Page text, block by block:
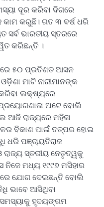
ଦୂର କରିବା ଦିଗରେ
କାମ କରୁଛି। ଗତ ୩ ବର୍ଷ ଧରି
ସର୍ବ ଭାରତୀୟ ସ୍ତରରେ
କରିଛନ୍ତି ।
୫୦ ପ୍ରତିଶତ ଆସନ
ମାଟି ନାରୀମାନଙ୍କ
ଲକ୍ଷ୍ୟରେ
ଅଟେ ବୋଲି
ଆଜି ରାଜ୍ୟରେ ମହିଳା
ବିକାଶ ପାଇଁ ତତ୍‌ପର ହୋଇ
ଧରି ପଞ୍ଚାୟତିରାଜ
ରାଜ୍ୟ ସ୍ତରୀୟ ନେତୃତ୍ୱକୁ
ନିଜେ ମଧ୍ୟ ୧୯୯୭ ମସିହାର
ଯୋଗ ଦେଇଛନ୍ତି ବୋଲି
ଭାବେ ଆସିଥିବା
ହୃଦୟଙ୍ଗମ